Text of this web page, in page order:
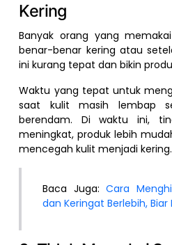
Kering
Banyak orang yang memakai
benar-benar kering atau
ini kurang tepat dan bikin
Waktu yang tepat untuk
saat kulit masih lembap
berendam. Di waktu ini,
meningkat, produk lebih
mencegah kulit menjadi kering.
Baca Juga:Cara
dan Keringat Berlebih, Biar